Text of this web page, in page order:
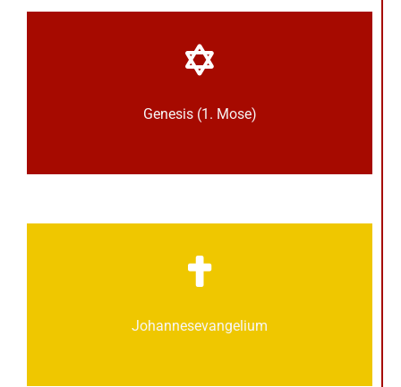
Genesis (1. Mose)
Johannes­­evangelium